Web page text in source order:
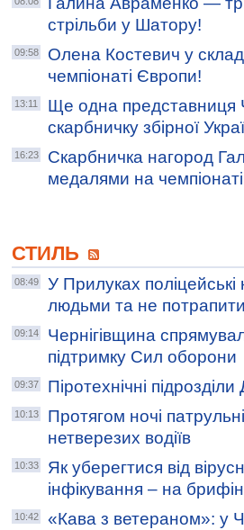
стрільби у Шатору!
09:58
Олена Костевич у
чемпіонаті Європи!
13:11
Ще одна представниця
скарбничку збірної
16:23
Скарбничка нагород
медалями на
СТИЛЬ
08:49
У Прилуках поліцейські
людьми та не
09:14
Чернігівщина
підтримку Сил оборони
09:37 Піротехнічні
10:13
Протягом ночі
нетверезих водіїв
10:33
Як уберегтися від
інфікування – на
10:42
«Кава з ветераном»: у